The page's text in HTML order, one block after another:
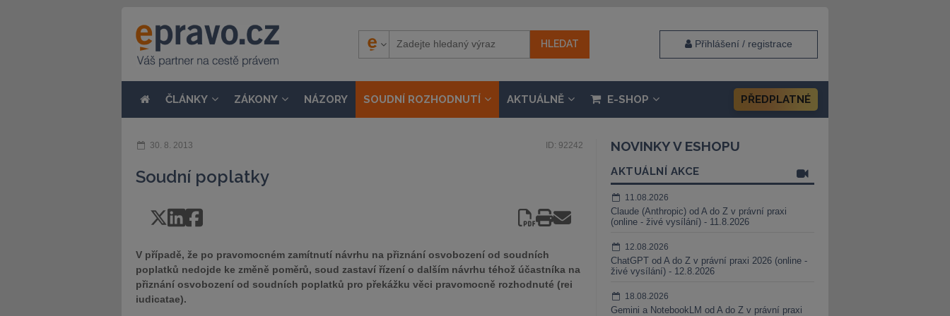
Přihlášení / registrace
ČLÁNKY ZÁKONY NÁZORY SOUDNÍ ROZHODNUTÍ AKTUÁLNĚ E-SHOP PŘEDPLATNÉ
30. 8. 2013 ID: 92242
Soudní poplatky
V případě, že po pravomocném zamítnutí návrhu na přiznání osvobození od soudních
poplatků nedojde ke změně poměrů, soud zastaví řízení o dalším návrhu téhož účastníka na
přiznání osvobození od soudních poplatků pro překážku věci pravomocně rozhodnuté (rei
iudicatae).
NOVINKY V ESHOPU
AKTUÁLNÍ AKCE
11.08.2026
Claude (Anthropic) od A do Z v právní praxi
(online - živé vysílání) - 11.8.2026
12.08.2026
ChatGPT od A do Z v právní praxi 2026 (online -
živé vysílání) - 12.8.2026
18.08.2026
Gemini a NotebookLM od A do Z v právní praxi